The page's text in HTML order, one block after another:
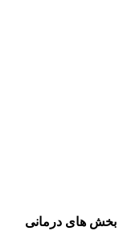
بخش های درمانی